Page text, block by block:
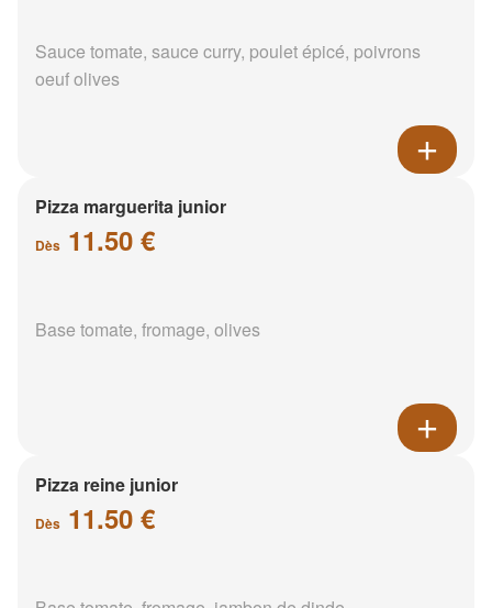
Sauce tomate, sauce curry, poulet épicé, poivrons
oeuf olives
Pizza marguerita junior
Dès 11.50 €
Base tomate, fromage, olives
Pizza reine junior
Dès 11.50 €